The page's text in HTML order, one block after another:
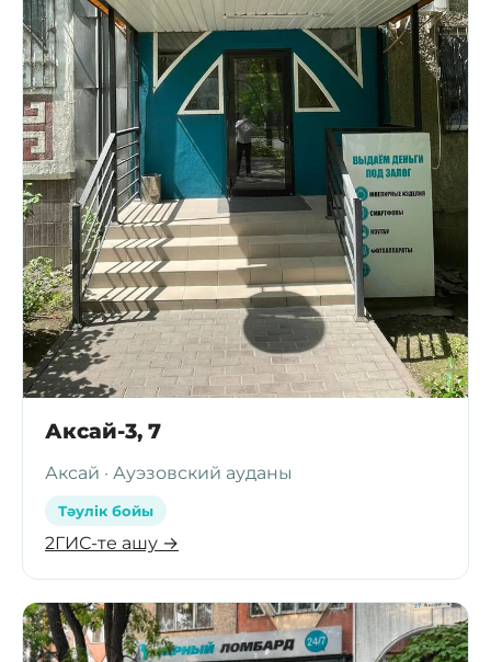
Аксай-3, 7
Аксай · Ауэзовский ауданы
Тәулік бойы
2ГИС-те ашу →